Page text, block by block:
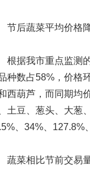
后蔬菜平均价格降
据我市重点监测的
种数占58%，价格
西葫芦，而同期均
土豆、葱头、大葱
、34%、127.8%
菜相比节前交易量